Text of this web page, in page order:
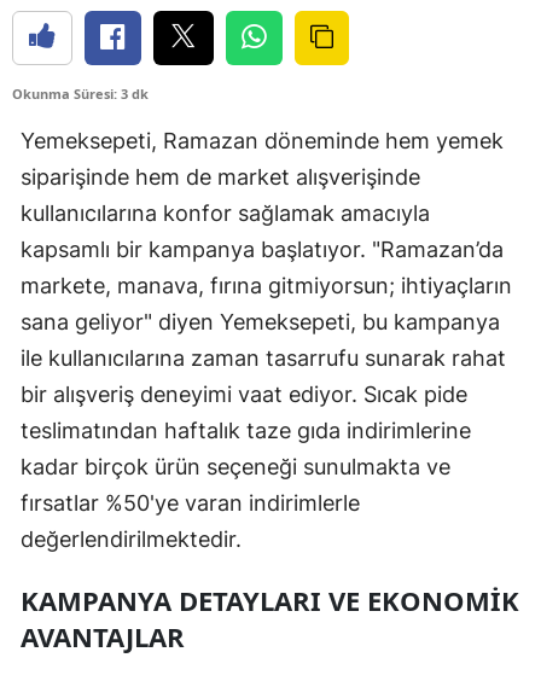
Okunma Süresi: 3 dk
Yemeksepeti, Ramazan döneminde hem yemek
siparişinde hem de market alışverişinde
kullanıcılarına konfor sağlamak amacıyla
kapsamlı bir kampanya başlatıyor. "Ramazan’da
markete, manava, fırına gitmiyorsun; ihtiyaçların
sana geliyor" diyen Yemeksepeti, bu kampanya
ile kullanıcılarına zaman tasarrufu sunarak rahat
bir alışveriş deneyimi vaat ediyor. Sıcak pide
teslimatından haftalık taze gıda indirimlerine
kadar birçok ürün seçeneği sunulmakta ve
fırsatlar %50'ye varan indirimlerle
değerlendirilmektedir.
KAMPANYA DETAYLARI VE EKONOMIK
AVANTAJLAR